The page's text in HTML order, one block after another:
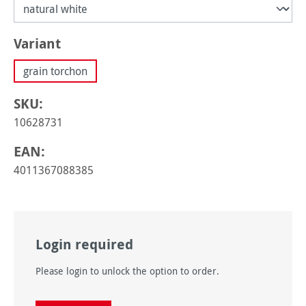
Sélectionnez
Variant
grain torchon
SKU:
10628731
EAN:
4011367088385
Login required
Please login to unlock the option to order.